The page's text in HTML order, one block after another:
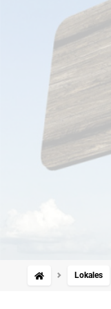
Lokales